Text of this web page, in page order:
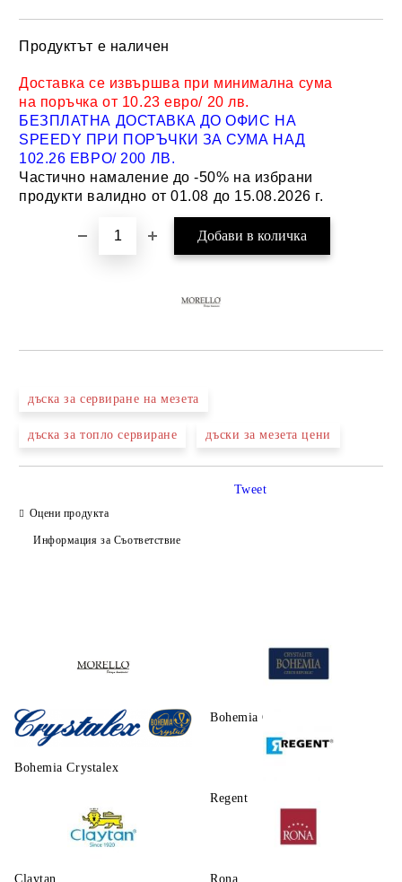
Продуктът е наличен
Доставка се извършва при минимална сума
на поръчка от 10.23 евро/ 20 лв.
БЕЗПЛАТНА ДОСТАВКА ДО ОФИС НА
SPEEDY ПРИ ПОРЪЧКИ ЗА СУМА НАД
102.26 ЕВРО/ 200 ЛВ.
Частично намаление до -50% на избрани
продукти валидно от 01.08 до 15.08.2026 г.
дъска за сервиране на мезета
дъска за топло сервиране дъски за мезета цени
Оцени продукта
Информация за Съответствие
Tweet
Morello Bohemia Crystalite
Bohemia Crystalex
Regent
Claytаn Rona